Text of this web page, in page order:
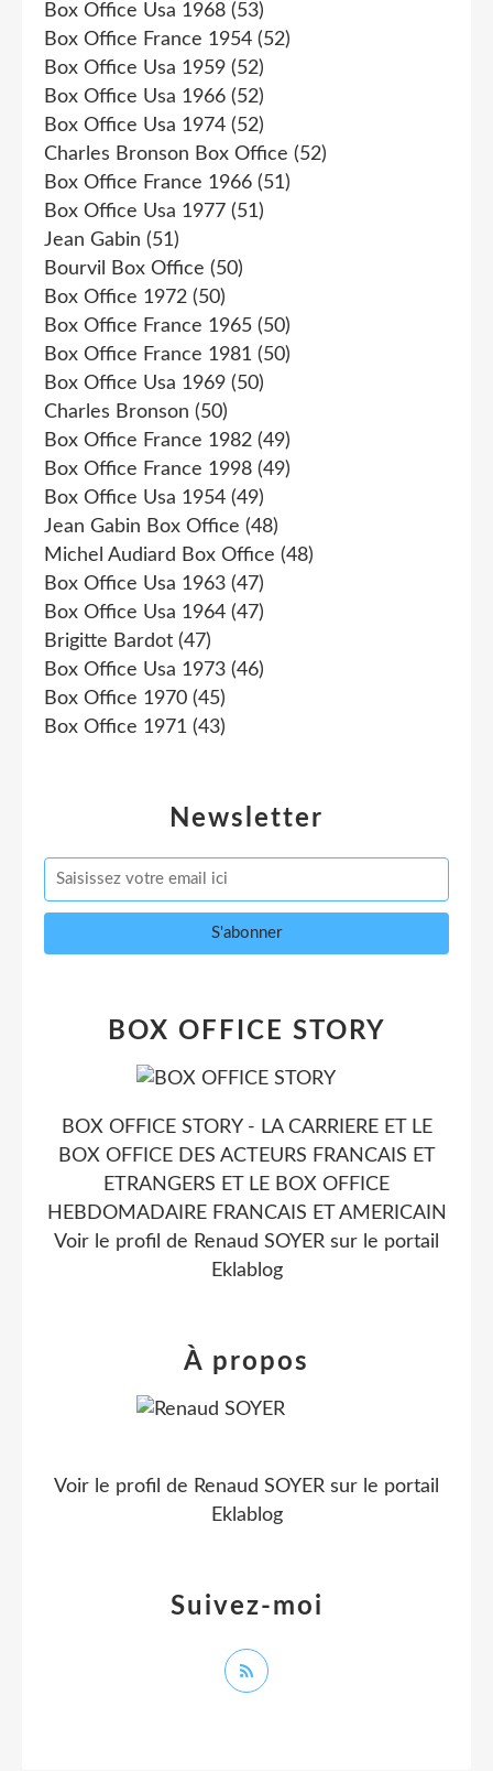
Newsletter
Box Office Usa 1968 (53)
Box Office France 1954 (52)
Box Office Usa 1959 (52)
Box Office Usa 1966 (52)
Box Office Usa 1974 (52)
Charles Bronson Box Office (52)
Box Office France 1966 (51)
Box Office Usa 1977 (51)
Jean Gabin (51)
Bourvil Box Office (50)
Box Office 1972 (50)
Box Office France 1965 (50)
Box Office France 1981 (50)
Box Office Usa 1969 (50)
Charles Bronson (50)
Box Office France 1982 (49)
Box Office France 1998 (49)
Box Office Usa 1954 (49)
Jean Gabin Box Office (48)
Michel Audiard Box Office (48)
Box Office Usa 1963 (47)
Box Office Usa 1964 (47)
Brigitte Bardot (47)
Box Office Usa 1973 (46)
Box Office 1970 (45)
Box Office 1971 (43)
BOX OFFICE STORY
BOX OFFICE STORY - LA CARRIERE ET LE
BOX OFFICE DES ACTEURS FRANCAIS ET
ETRANGERS ET LE BOX OFFICE
HEBDOMADAIRE FRANCAIS ET AMERICAIN
Voir le profil de Renaud SOYER sur le portail
Eklablog
Suivez-moi
À propos
Voir le profil de Renaud SOYER sur le portail
Eklablog